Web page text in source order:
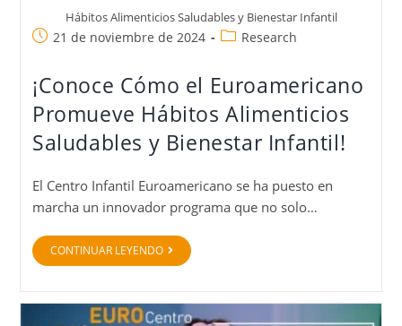
Hábitos Alimenticios Saludables y Bienestar Infantil
21 de noviembre de 2024 Research
¡Conoce Cómo el Euroamericano
Promueve Hábitos Alimenticios
Saludables y Bienestar Infantil!
El Centro Infantil Euroamericano se ha puesto en
marcha un innovador programa que no solo…
CONTINUAR LEYENDO